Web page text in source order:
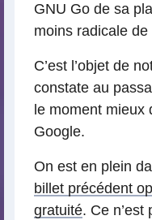
GNU Go de sa
moins radicale
C’est l’objet de
constate au
le moment mieux
Google.
On est en plein
billet précédent
gratuité. Ce